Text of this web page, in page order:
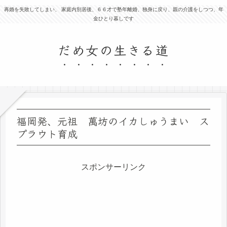
再婚を失敗してしまい、 家庭内別居後、６６才で塾年離婚、独身に戻り、親の介護をしつつ、年
金ひとり暮しです
だめ女の生きる道
福岡発、元祖 萬坊のイカしゅうまい ス
プラウト育成
スポンサーリンク